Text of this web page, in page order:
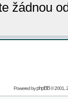
žádnou
Powered byphpBB© 2001,